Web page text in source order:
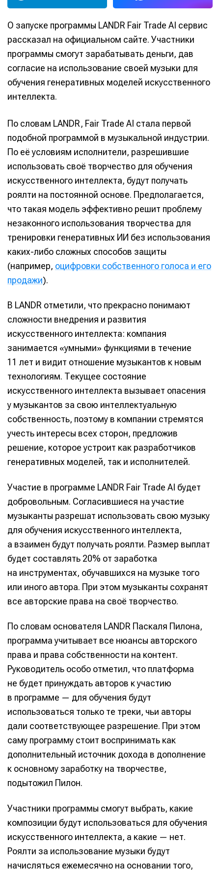
О запуске программы LANDR Fair Trade AI сервис
рассказал на официальном сайте. Участники
программы смогут зарабатывать деньги, дав
согласие на использование своей музыки для
обучения генеративных моделей искусственного
интеллекта.
По словам LANDR, Fair Trade AI стала первой
подобной программой в музыкальной индустрии.
По её условиям исполнители, разрешившие
использовать своё творчество для обучения
искусственного интеллекта, будут получать
роялти на постоянной основе. Предполагается,
что такая модель эффективно решит проблему
незаконного использования творчества для
тренировки генеративных ИИ без использования
каких-либо сложных способов защиты
(например, оцифровки собственного голоса и его
продажи).
В LANDR отметили, что прекрасно понимают
сложности внедрения и развития
искусственного интеллекта: компания
занимается «умными» функциями в течение
11 лет и видит отношение музыкантов к новым
технологиям. Текущее состояние
искусственного интеллекта вызывает опасения
у музыкантов за свою интеллектуальную
собственность, поэтому в компании стремятся
учесть интересы всех сторон, предложив
решение, которое устроит как разработчиков
генеративных моделей, так и исполнителей.
Участие в программе LANDR Fair Trade AI будет
добровольным. Согласившиеся на участие
музыканты разрешат использовать свою музыку
для обучения искусственного интеллекта,
а взаимен будут получать роялти. Размер выплат
будет составлять 20% от заработка
на инструментах, обучавшихся на музыке того
или иного автора. При этом музыканты сохранят
все авторские права на своё творчество.
По словам основателя LANDR Паскаля Пилона,
программа учитывает все нюансы авторского
права и права собственности на контент.
Руководитель особо отметил, что платформа
не будет принуждать авторов к участию
в программе — для обучения будут
использоваться только те треки, чьи авторы
дали соответствующее разрешение. При этом
саму программу стоит воспринимать как
дополнительный источник дохода в дополнение
к основному заработку на творчестве,
подытожил Пилон.
Участники программы смогут выбрать, какие
композиции будут использоваться для обучения
искусственного интеллекта, а какие — нет.
Роялти за использование музыки будут
начисляться ежемесячно на основании того,